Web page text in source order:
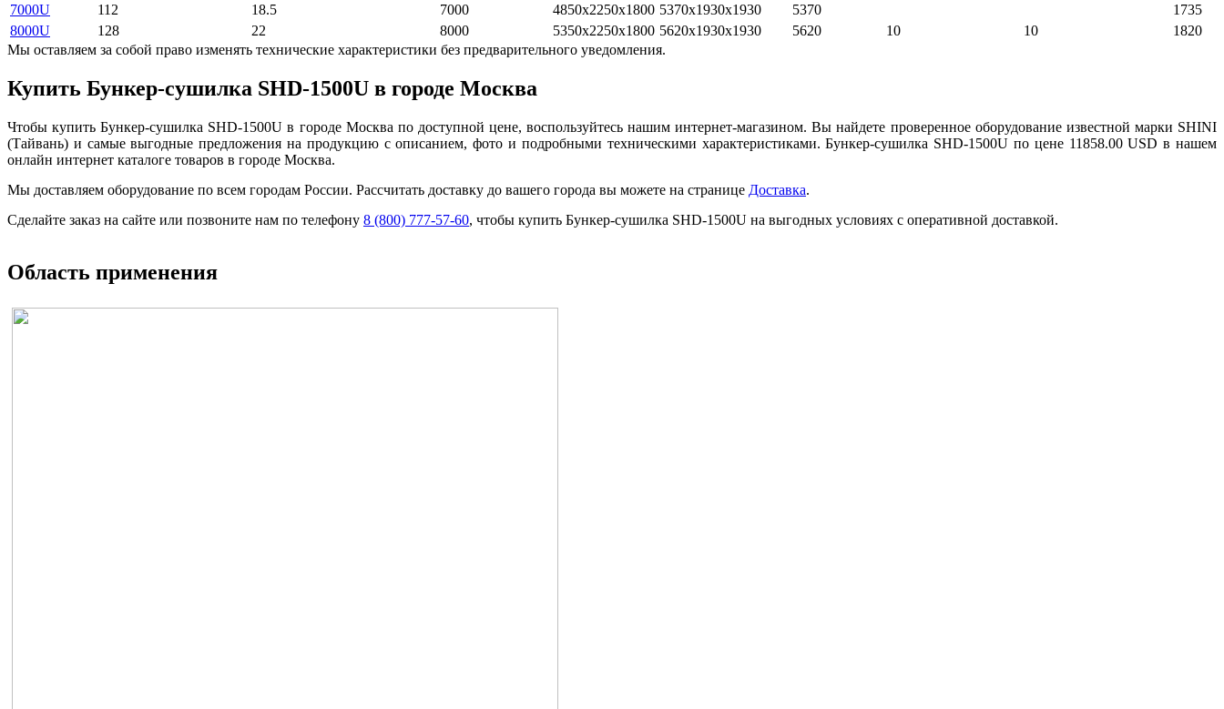
7000U
112 18.5 7000 4850x2250x1800 5370x1930x1930 5370
1735
8000U
128 22 8000 5350x2250x1800 5620x1930x1930 5620 10 10
1820
Мы оставляем за собой право изменять технические характеристики без предварительного уведомления.
Купить Бункер-сушилка SHD-1500U в городе Москва
Чтобы купить Бункер-сушилка SHD-1500U в городе Москва по доступной цене, воспользуйтесь нашим интернет-магазином. Вы найдете проверенное оборудование известной марки SHINI
(Тайвань) и самые выгодные предложения на продукцию с описанием, фото и подробными техническими характеристиками. Бункер-сушилка SHD-1500U по цене 11858.00 USD в нашем
онлайн интернет каталоге товаров в городе Москва.
Мы доставляем оборудование по всем городам России. Рассчитать доставку до вашего города вы можете на странице Доставка.
Сделайте заказ на сайте или позвоните нам по телефону 8 (800) 777-57-60, чтобы купить Бункер-сушилка SHD-1500U на выгодных условиях с оперативной доставкой.
Область применения